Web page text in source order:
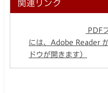
関連リンク
PDF
には、Adobe Reader
ドウが開きます）